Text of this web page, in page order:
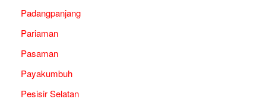
Padangpanjang
Pariaman
Pasaman
Payakumbuh
Pesisir Selatan